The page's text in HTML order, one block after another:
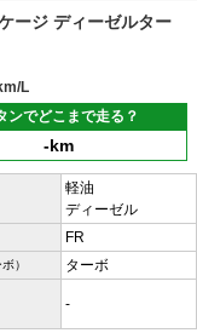
ージ ディーゼルター
L
ンでどこまで走る？
-km
軽油
ディーゼル
FR
） ターボ
-